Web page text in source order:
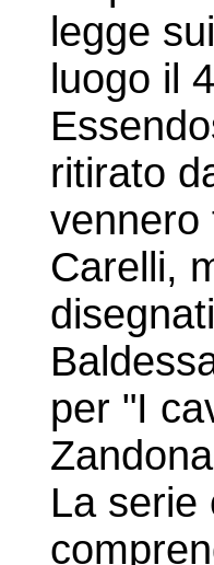
legge
luogo il
ritirato
vennero
Carelli,
per "I
La serie